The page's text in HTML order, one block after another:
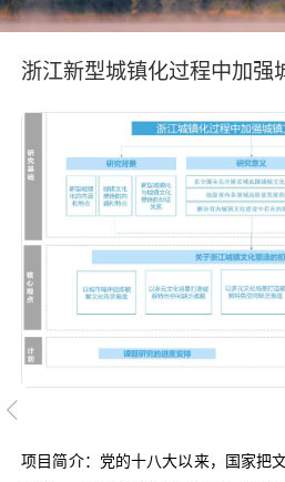
浙江新型城镇化过程中加强
项目简介：党的十八大以来，国家把